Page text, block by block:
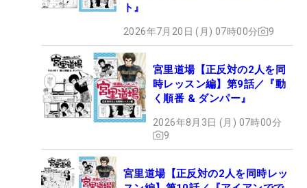
ト』
2026年7月20日 (月) 07時00分 9
宮里道場【正反対の2人を同
時レッスン編】第9話／『動
く順番 & ダンパー』
2026年8月3日 (月) 07時00分
9
宮里道場【正反対の2人を同時レッ